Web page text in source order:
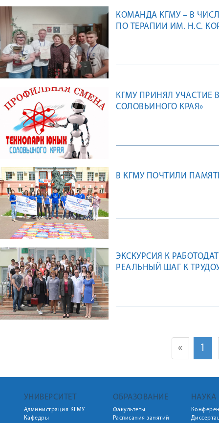
КОМАНДА КГМУ – В
ПО ТЕРАПИИ ИМ. Н.С.
КГМУ ПРИНЯЛ
СОЛОВЬИНОГО КРАЯ»
В КГМУ ПОЧТИЛИ
ЭКСКУРСИЯ К
РЕАЛЬНЫЙ ШАГ К
« 1
УНИВЕРСИТЕТ
Администрация КГМУ
Кафедры
ОБРАЗОВАНИЕ
Факультеты
Расписания занятий
НАУКА